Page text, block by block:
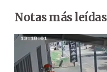
Notas más leídas